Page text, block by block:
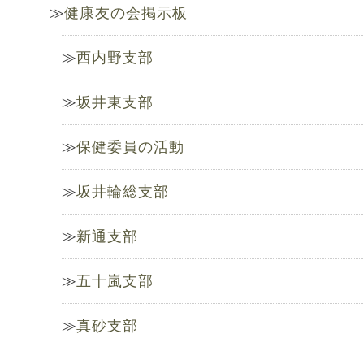
健康友の会掲示板
西内野支部
坂井東支部
保健委員の活動
坂井輪総支部
新通支部
五十嵐支部
真砂支部